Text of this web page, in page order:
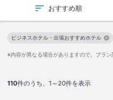
おすすめ順
110件のうち、 1～20件を表示
ビジネスホテル・出張おすすめホテル
この絞り込み条件を解除
※内容が異なる場合がありますので、プラ